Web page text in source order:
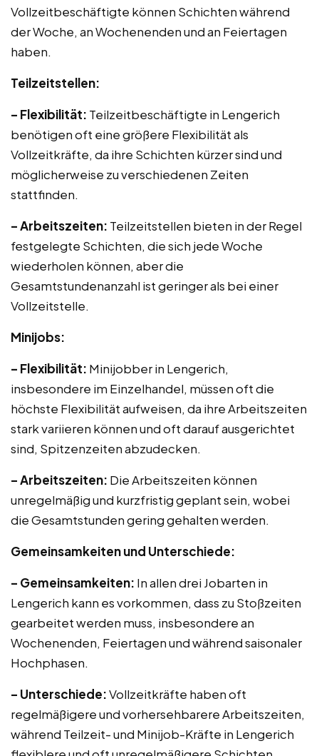
Vollzeitbeschäftigte können Schichten während
der Woche, an Wochenenden und an Feiertagen
haben.
Teilzeitstellen:
– Flexibilität: Teilzeitbeschäftigte in Lengerich
benötigen oft eine größere Flexibilität als
Vollzeitkräfte, da ihre Schichten kürzer sind und
möglicherweise zu verschiedenen Zeiten
stattfinden.
– Arbeitszeiten: Teilzeitstellen bieten in der Regel
festgelegte Schichten, die sich jede Woche
wiederholen können, aber die
Gesamtstundenanzahl ist geringer als bei einer
Vollzeitstelle.
Minijobs:
– Flexibilität: Minijobber in Lengerich,
insbesondere im Einzelhandel, müssen oft die
höchste Flexibilität aufweisen, da ihre Arbeitszeiten
stark variieren können und oft darauf ausgerichtet
sind, Spitzenzeiten abzudecken.
– Arbeitszeiten: Die Arbeitszeiten können
unregelmäßig und kurzfristig geplant sein, wobei
die Gesamtstunden gering gehalten werden.
Gemeinsamkeiten und Unterschiede:
– Gemeinsamkeiten: In allen drei Jobarten in
Lengerich kann es vorkommen, dass zu Stoßzeiten
gearbeitet werden muss, insbesondere an
Wochenenden, Feiertagen und während saisonaler
Hochphasen.
– Unterschiede:Vollzeitkräfte haben oft
regelmäßigere und vorhersehbarere Arbeitszeiten,
während Teilzeit- und Minijob-Kräfte in Lengerich